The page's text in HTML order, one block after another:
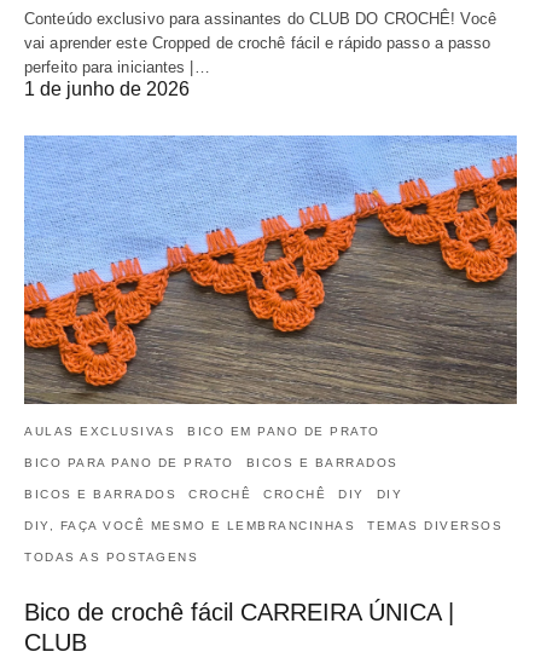
Conteúdo exclusivo para assinantes do CLUB DO CROCHÊ! Você
vai aprender este Cropped de crochê fácil e rápido passo a passo
perfeito para iniciantes |…
1 de junho de 2026
AULAS EXCLUSIVAS BICO EM PANO DE PRATO
BICO PARA PANO DE PRATO BICOS E BARRADOS
BICOS E BARRADOS CROCHÊ CROCHÊ DIY DIY
DIY, FAÇA VOCÊ MESMO E LEMBRANCINHAS TEMAS DIVERSOS
TODAS AS POSTAGENS
Bico de crochê fácil CARREIRA ÚNICA |
CLUB